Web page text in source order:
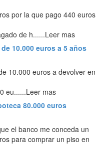
por la que pago 440 euros
de h......Leer mas
10.000 euros a 5 años
10.000 euros a devolver en
eu......Leer mas
80.000 euros
el banco me conceda un
para comprar un piso en